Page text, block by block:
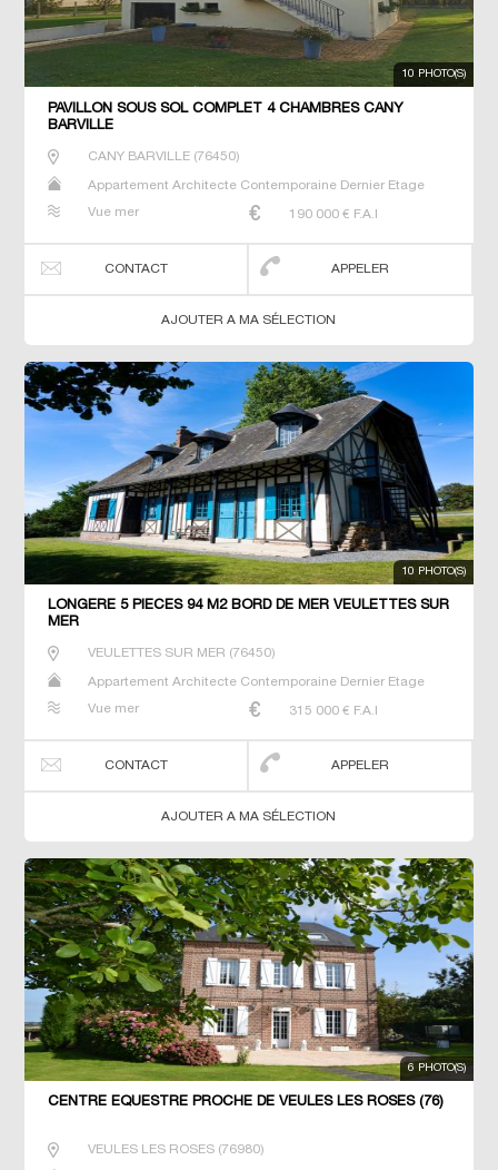
10 PHOTO(S)
PAVILLON SOUS SOL COMPLET 4 CHAMBRES CANY
BARVILLE
CANY BARVILLE(76450)
Appartement Architecte Contemporaine Dernier Etage
Vue mer
190 000 € F.A.I
CONTACT APPELER
AJOUTER A MA SÉLECTION
10 PHOTO(S)
LONGÈRE 5 PIECES 94 M2 BORD DE MER VEULETTES SUR
MER
VEULETTES SUR MER (76450)
Appartement Architecte Contemporaine Dernier Etage
Vue mer
315 000 € F.A.I
CONTACT APPELER
AJOUTER A MA SÉLECTION
6 PHOTO(S)
CENTRE ÉQUESTRE PROCHE DE VEULES LES ROSES (76)
VEULES LES ROSES(76980)